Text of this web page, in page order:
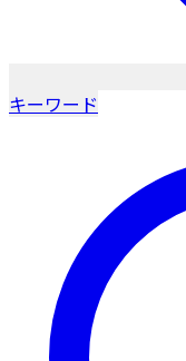
キーワード